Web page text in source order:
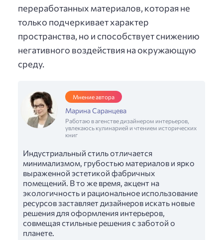
переработанных материалов, которая не
только подчеркивает характер
пространства, но и способствует снижению
негативного воздействия на окружающую
среду.
Мнение автора
Марина Саранцева
Работаю в агенстве дизайнером интерьеров,
увлекаюсь кулинарией и чтением исторических
книг
Индустриальный стиль отличается
минимализмом, грубостью материалов и ярко
выраженной эстетикой фабричных
помещений. В то же время, акцент на
экологичность и рациональное использование
ресурсов заставляет дизайнеров искать новые
решения для оформления интерьеров,
совмещая стильные решения с заботой о
планете.